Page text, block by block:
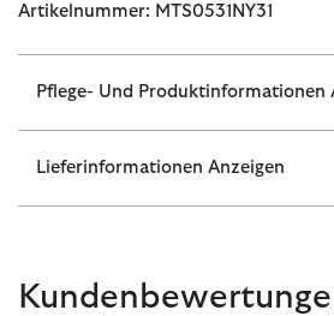
Artikelnummer: MTS0531NY31
Pflege- Und Produktinformationen
Lieferinformationen Anzeigen